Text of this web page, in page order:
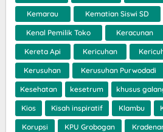
Kemarau Kematian Siswi SD
Kenal Pemilik Toko Keracunan
Kereta Api Kericuhan
Kerusuhan Kerusuhan Purwodadi
Kesehatan kesetrum khusus
Kios Kisah inspiratif Klambu
Korupsi KPU Grobogan